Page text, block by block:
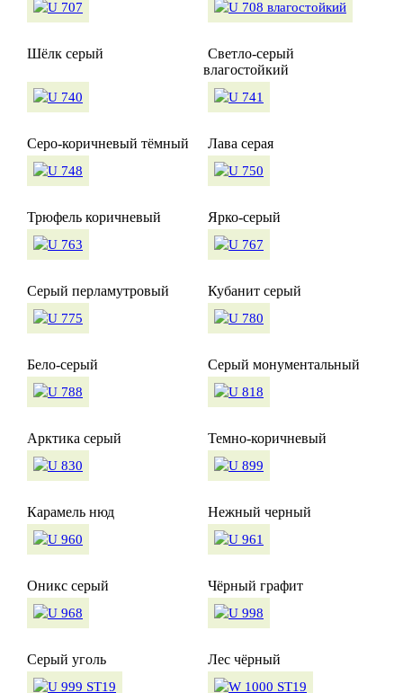
Шёлк серый
Светло-серый
влагостойкий
Серо-коричневый тёмный Лава серая
Трюфель коричневый Ярко-серый
Серый перламутровый Кубанит серый
Бело-серый Серый монументальный
Арктика серый Темно-коричневый
Карамель нюд Нежный черный
Оникс серый Чёрный графит
Серый уголь Лес чёрный